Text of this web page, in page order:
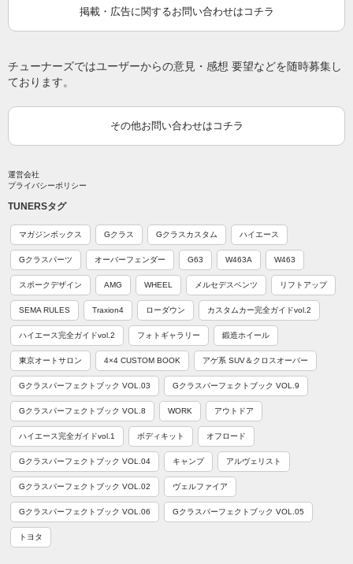
掲載・広告に関するお問い合わせはコチラ
チューナーズではユーザーからの意見・感想 要望などを随時募集し
ております。
その他お問い合わせはコチラ
運営会社
プライバシーポリシー
TUNERSタグ
マガジンボックス Gクラス Gクラスカスタム ハイエース
Gクラスパーツ オーバーフェンダー G63 W463A W463
スポークデザイン AMG WHEEL メルセデスベンツ リフトアップ
SEMA RULES Traxion4 ローダウン カスタムカー完全ガイドvol.2
ハイエース完全ガイドvol.2 フォトギャラリー 鍛造ホイール
東京オートサロン 4×4 CUSTOM BOOK アゲ系 SUV＆クロスオーバー
Gクラスパーフェクトブック VOL.03 Gクラスパーフェクトブック VOL.9
Gクラスパーフェクトブック VOL.8 WORK アウトドア
ハイエース完全ガイドvol.1 ボディキット オフロード
Gクラスパーフェクトブック VOL.04 キャンプ アルヴェリスト
Gクラスパーフェクトブック VOL.02 ヴェルファイア
Gクラスパーフェクトブック VOL.06 Gクラスパーフェクトブック VOL.05
トヨタ